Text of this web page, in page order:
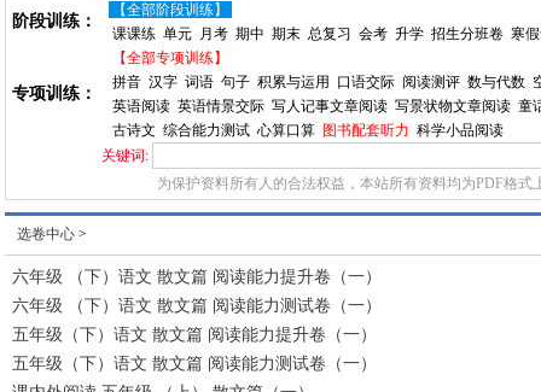
阶段训练：
【全部阶段训练】
课课练 单元 月考 期中 期末 总复习 会考 升学 招生分班卷 寒
专项训练：
【全部专项训练】
拼音 汉字 词语 句子 积累与运用 口语交际 阅读测评 数与代数
英语阅读 英语情景交际 写人记事文章阅读 写景状物文章阅读 童
古诗文 综合能力测试 心算口算 图书配套听力 科学小品阅读
关键词:
为保护资料所有人的合法权益，本站所有资料均为PDF格式
选卷中心 >
六年级 （下）语文 散文篇 阅读能力提升卷（一）
六年级 （下）语文 散文篇 阅读能力测试卷（一）
五年级（下）语文 散文篇 阅读能力提升卷（一）
五年级（下）语文 散文篇 阅读能力测试卷（一）